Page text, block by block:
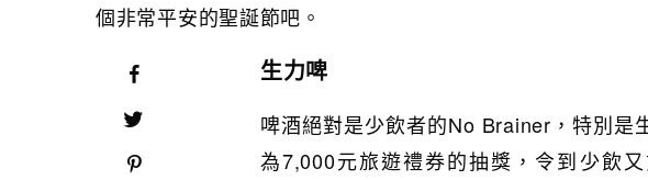
個非常平安的聖誕節吧。
生力啤
啤酒絕對是少飲者的No Brainer，特別是
為7,000元旅遊禮券的抽獎，令到少飲